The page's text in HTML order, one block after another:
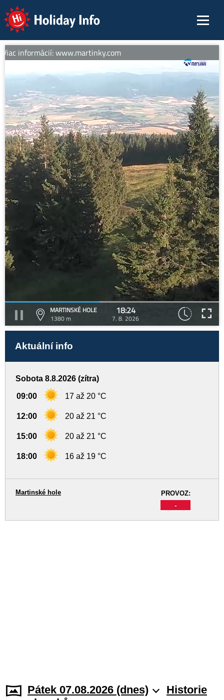
Holiday Info
informácií: www.martinky.com
MARTINSKÉ HOLE
1380 m
18:24
7. 8. 2026
Aktuální info
Sobota 8.8.2026 (zítra)
09:00 17 až 20 °C
12:00 20 až 21 °C
15:00 20 až 21 °C
18:00 16 až 19 °C
PROVOZ:
-
Martinské hole
Pátek 07.08.2026 (dnes)
Historie